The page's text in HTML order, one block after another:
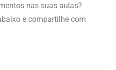
nas suas aulas?
e compartilhe com